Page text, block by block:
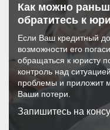
Как можно
обратитесь к
Если Ваш кредитный
возможности его
обращаться к юристу
контроль над
проблемы и приложит
Ваши потери.
Запишитесь на